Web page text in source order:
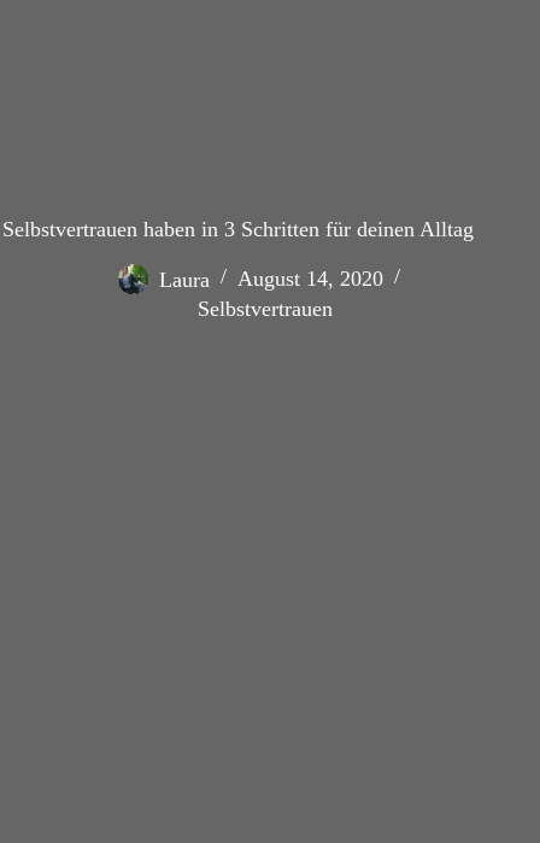
Selbstvertrauen haben in 3 Schritten für deinen Alltag
Laura
August 14, 2020
Selbstvertrauen